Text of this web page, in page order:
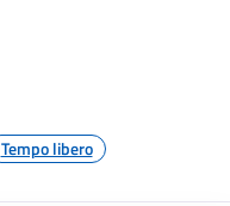
Tempo libero